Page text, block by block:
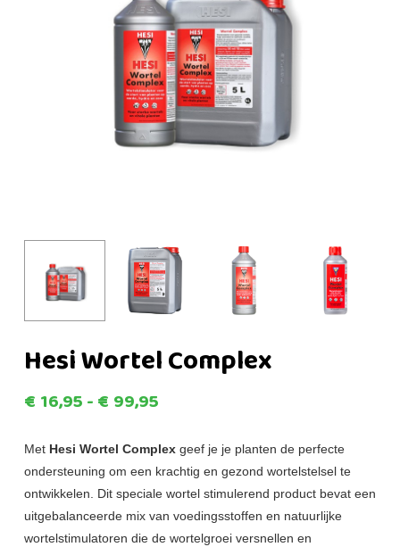
Hesi Wortel Complex
€ 16,95-€ 99,95Prijsklasse:
tot
€99,95
Met Hesi Wortel Complexgeef je je planten de perfecte
ondersteuning om een krachtig en gezond wortelstelsel te
ontwikkelen. Dit speciale wortel stimulerend product bevat een
uitgebalanceerde mix van voedingsstoffen en natuurlijke
wortelstimulatoren die de wortelgroei versnellen en